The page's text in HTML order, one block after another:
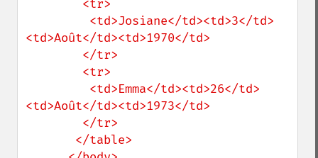
<td>Août</td><td>1970</td>
<td>Août</td><td>1973</td>